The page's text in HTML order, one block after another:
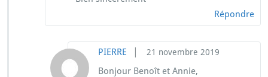
Répondre
PIERRE 21 novembre 2019
Bonjour Benoît et Annie,